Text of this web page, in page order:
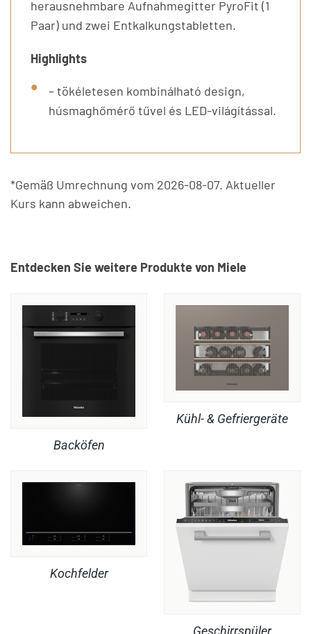
herausnehmbare Aufnahmegitter PyroFit (1
Paar) und zwei Entkalkungstabletten.
Highlights
– tökéletesen kombinálható design,
húsmaghőmérő tűvel és LED-világítással.
*Gemäß Umrechnung vom 2026-08-07. Aktueller
Kurs kann abweichen.
Entdecken Sie weitere Produkte von Miele
Backöfen
Kühl- & Gefriergeräte
Kochfelder